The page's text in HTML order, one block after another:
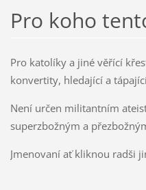
Pro koho
Pro katolíky a jiné věřící
konvertity, hledající a
Není určen militantním
superzbožným a
Jmenovaní ať kliknou radši